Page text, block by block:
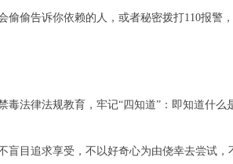
告诉你依赖的人，或者秘密拨打110报警，
法律法规教育，牢记“四知道”：即知道什么
目追求享受，不以好奇心为由侥幸去尝试，